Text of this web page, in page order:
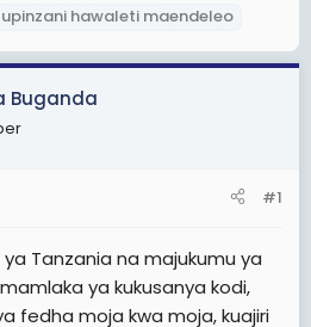
t
r
s
upinzani hawaleti maendeleo
Buganda
#1
Tanzania na majukumu ya
ya kukusanya kodi,
fedha moja kwa moja, kuajiri